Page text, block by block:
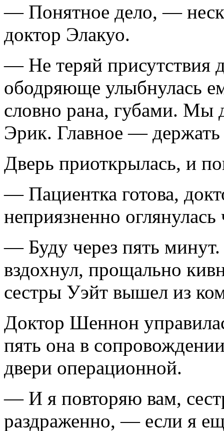
— Понятное дело, —
доктор Элакуо.
— Не теряй
ободряюще улыбнулась
словно рана, губами. Мы
Эрик. Главное —
Дверь приоткрылась, и
— Пациентка готова,
неприязненно оглянулась
— Буду через пять
вздохнул, прощально
сестры Уэйт вышел из
Доктор Шеннон
пять она в
двери операционной.
— И я повторяю вам,
раздраженно, — если я